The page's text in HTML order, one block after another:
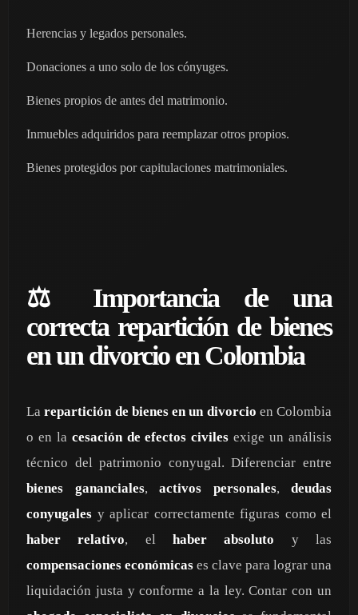
Herencias y legados personales.
Donaciones a uno solo de los cónyuges.
Bienes propios de antes del matrimonio.
Inmuebles adquiridos para reemplazar otros propios.
Bienes protegidos por capitulaciones matrimoniales.
⚖️ Importancia de una
correcta repartición de bienes
en un divorcio en Colombia
Larepartición de bienes en un divorcio en Colombia
o en la cesación de efectos civiles exige un análisis
técnico del patrimonio conyugal. Diferenciar entre
bienes gananciales, activos personales, deudas
conyugales y aplicar correctamente figuras como el
haber relativo, elhaber absoluto y las
compensaciones económicas es clave para lograr una
liquidación justa y conforme a la ley. Contar con un